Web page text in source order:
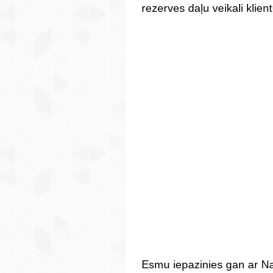
rezerves daļu veikali
Esmu iepazinies gan ar